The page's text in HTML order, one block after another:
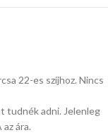
22-es szíjhoz. Nincs
tudnék adni. Jelenleg
ára.